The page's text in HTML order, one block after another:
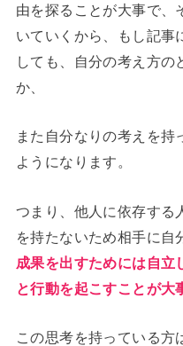
由を探ることが大事で、
いていくから、もし記事
しても、自分の考え方の
か、
また自分なりの考えを持
ようになります。
つまり、他人に依存する
を持たないため相手に自
成果を出すためには自立
と行動を起こすことが大
この思考を持っている方